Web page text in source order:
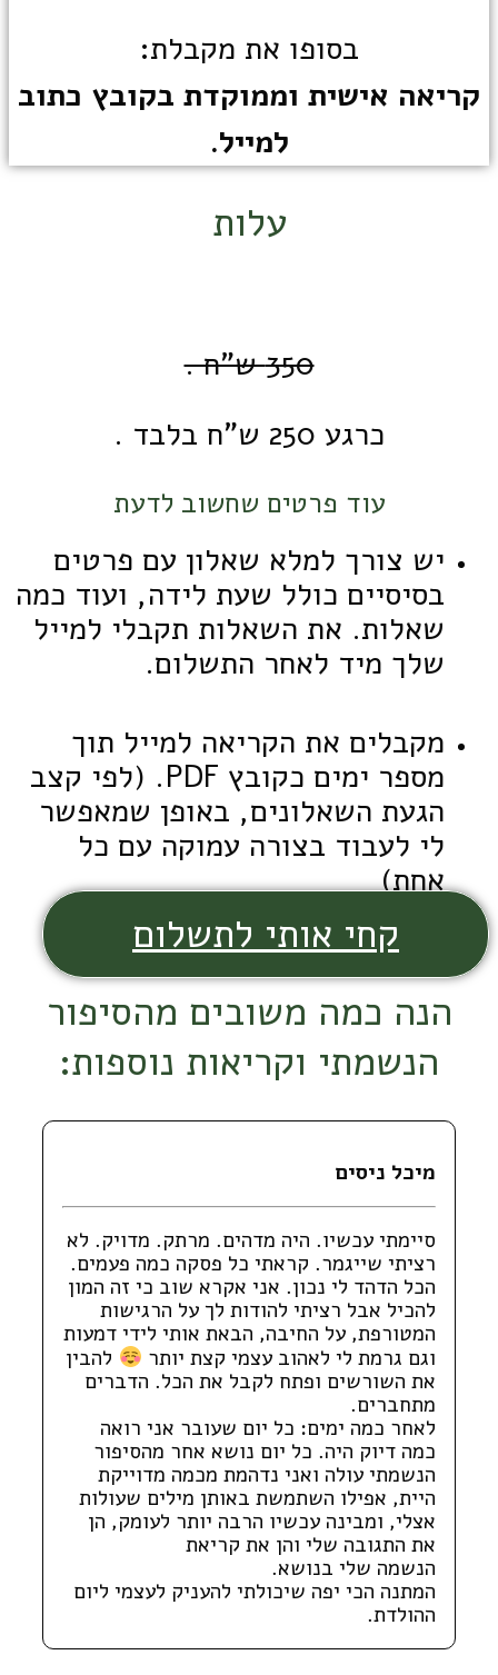
בסופו את מקבלת:
קריאה אישית וממוקדת בקובץ כתוב
למייל.
עלות
350 ש"ח .
כרגע 250 ש"ח בלבד .
עוד פרטים שחשוב לדעת
יש צורך למלא שאלון עם פרטים
בסיסיים כולל שעת לידה, ועוד כמה
שאלות. את השאלות תקבלי למייל
שלך מיד לאחר התשלום.
מקבלים את הקריאה למייל תוך
מספר ימים כקובץ PDF. (לפי קצב
הגעת השאלונים, באופן שמאפשר
לי לעבוד בצורה עמוקה עם כל
אחת)
קחי אותי לתשלום
הנה כמה משובים מהסיפור
הנשמתי וקריאות נוספות:
מיכל ניסים
סיימתי עכשיו. היה מדהים. מרתק. מדויק. לא
רציתי שייגמר. קראתי כל פסקה כמה פעמים.
הכל הדהד לי נכון. אני אקרא שוב כי זה המון
להכיל אבל רציתי להודות לך על הרגישות
המטורפת, על החיבה, הבאת אותי לידי דמעות
וגם גרמת לי לאהוב עצמי קצת יותר
להבין
את השורשים ופתח לקבל את הכל. הדברים
מתחברים.
לאחר כמה ימים: כל יום שעובר אני רואה
כמה דיוק היה. כל יום נושא אחר מהסיפור
הנשמתי עולה ואני נדהמת מכמה מדוייקת
היית, אפילו השתמשת באותן מילים שעולות
אצלי, ומבינה עכשיו הרבה יותר לעומק, הן
את התגובה שלי והן את קריאת
הנשמה שלי בנושא.
המתנה הכי יפה שיכולתי להעניק לעצמי ליום
ההולדת.